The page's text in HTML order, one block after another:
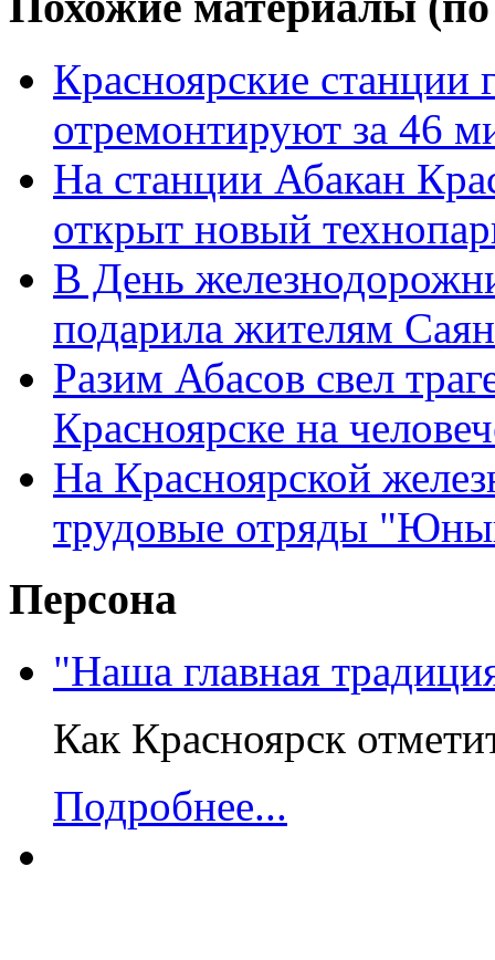
Красноярские станции
отремонтируют за 46
На станции Абакан
открыт новый
В День
подарила жителям
Разим Абасов свел
Красноярске на
На Красноярской
трудовые отряды
Персона
"Наша главная
Как Красноярск
Подробнее...